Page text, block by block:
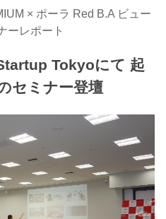
× ポーラ Red B.A ビュー
ーレポート
Tokyoにて 起
セミナー登壇